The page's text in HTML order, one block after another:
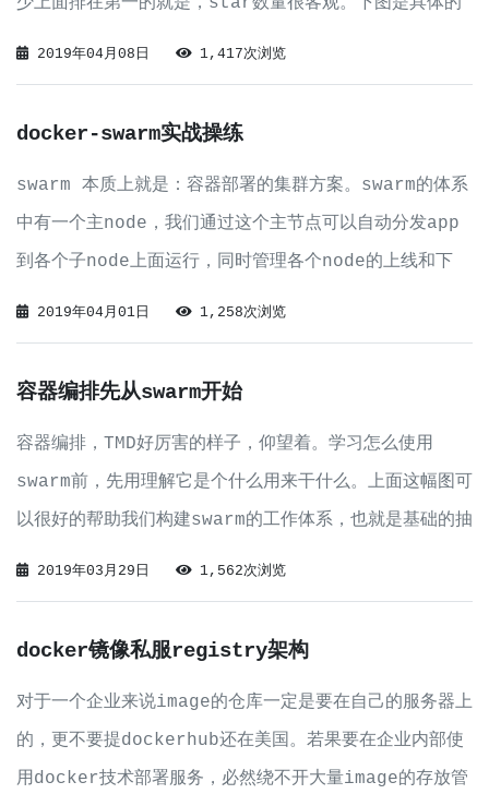
界面样子，功能比较丰富可以满足大多数场景的使用。具体
安装步骤网上很多资料，我就不多些了，再说也感觉写不出
2019年04月08日 1,417次浏览
docker-swarm实战操练
swarm 本质上就是：容器部署的集群方案。swarm的体系
中有一个主node，我们通过这个主节点可以自动分发app
到各个子node上面运行，同时管理各个node的上线和下
线。在swarm体系中node只分为manager和worker两
种，只有一个node是manager的。演示例子创建两个 ma
2019年04月01日 1,258次浏览
容器编排先从swarm开始
容器编排，TMD好厉害的样子，仰望着。学习怎么使用
swarm前，先用理解它是个什么用来干什么。上面这幅图可
以很好的帮助我们构建swarm的工作体系，也就是基础的抽
象架构。充分理解上面图片，我们再来看更加细致的。到这
里对于swarm的架构相信你已经理解了，如果不是就再去把
docker engine好好
2019年03月29日 1,562次浏览
docker镜像私服registry架构
对于一个企业来说image的仓库一定是要在自己的服务器上
的，更不要提dockerhub还在美国。若果要在企业内部使
用docker技术部署服务，必然绕不开大量image的存放管